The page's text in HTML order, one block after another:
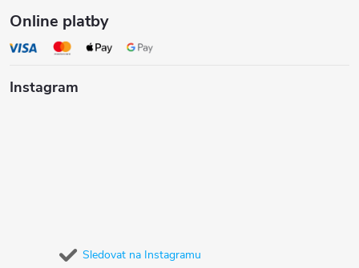
Online platby
Instagram
Sledovat na Instagramu